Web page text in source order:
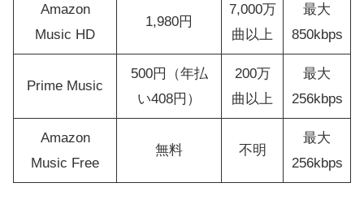
Amazon
Music HD
1,980円
7,000万
曲以上
最大
850kbps
Prime Music
500円（年払
い408円）
200万
曲以上
最大
256kbps
Amazon
Music Free
無料 不明
最大
256kbps